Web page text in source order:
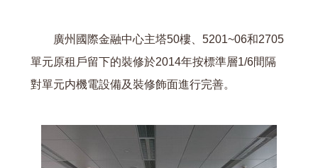
廣州國際金融中心主塔50樓、5201~06和2705
單元原租戶留下的裝修於2014年按標準層1/6間隔
對單元内機電設備及裝修飾面進行完善。